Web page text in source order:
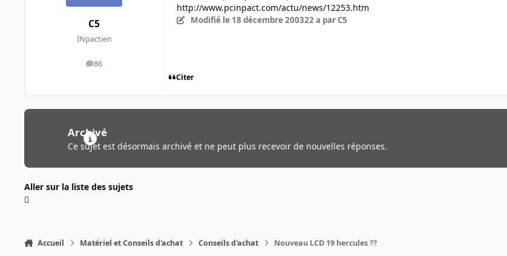
C5
INpactien
86
messages
http://www.pcinpact.com/actu/news/12253.htm
Modifié le 18 décembre 200322 a par C5
Citer
Archivé
Ce sujet est désormais archivé et ne peut plus recevoir de nouvelles réponses.
Aller sur la liste des sujets
Accueil Matériel et Conseils d'achat Conseils d'achat Nouveau LCD 19 hercules ??